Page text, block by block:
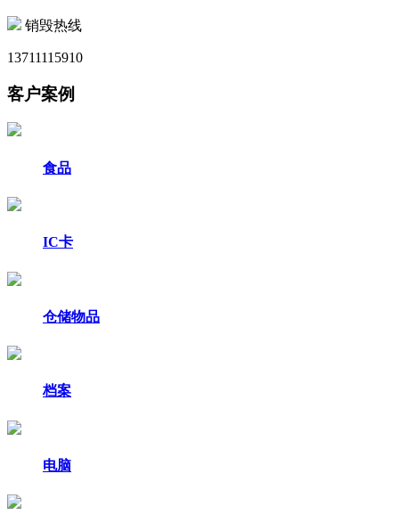
销毁热线
13711115910
客户案例
食品
IC卡
仓储物品
档案
电脑